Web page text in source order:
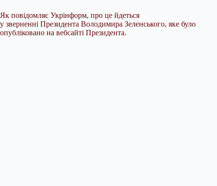
Як повідомляє Укрінформ, про це йдеться
у зверненні Президента Володимира Зеленського, яке було
опубліковано на вебсайті Президента.